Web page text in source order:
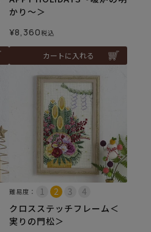
かり～＞
¥8,360税込
カートに入れる
難易度：
クロスステッチフレーム＜
実りの門松＞